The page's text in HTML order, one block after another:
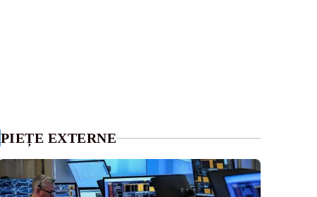
PIEȚE EXTERNE